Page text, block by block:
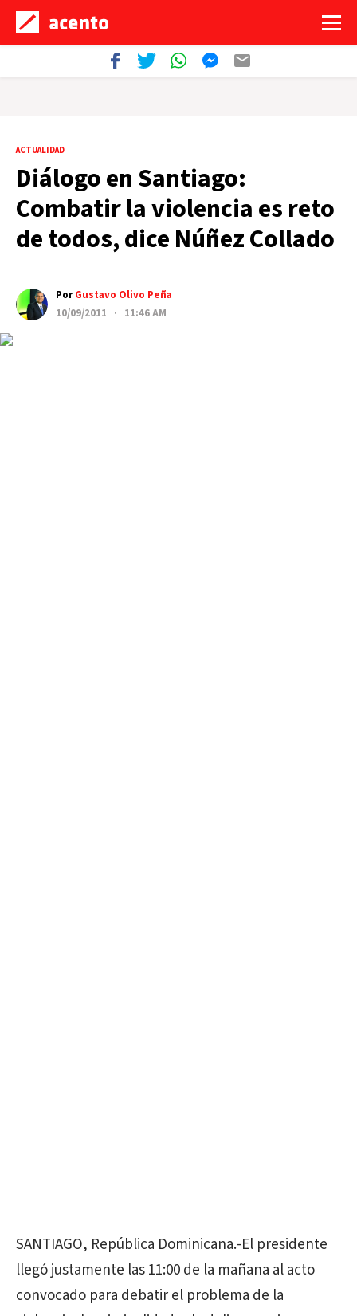
ACTUALIDAD
Diálogo en Santiago:
Combatir la violencia es reto
de todos, dice Núñez Collado
PorGustavo Olivo Peña
10/09/2011 · 11:46 AM
SANTIAGO, República Dominicana.-El presidente
llegó justamente las 11:00 de la mañana al acto
convocado para debatir el problema de la